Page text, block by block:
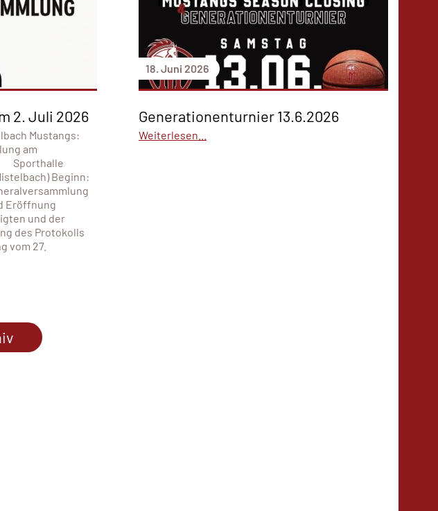
2. Juli 2026
Mustangs:
am
Sporthalle
Beginn:
Eröffnung
und der
des Protokolls
vom 27.
18. Juni 2026
Generationenturnier 13.6.2026
Weiterlesen...